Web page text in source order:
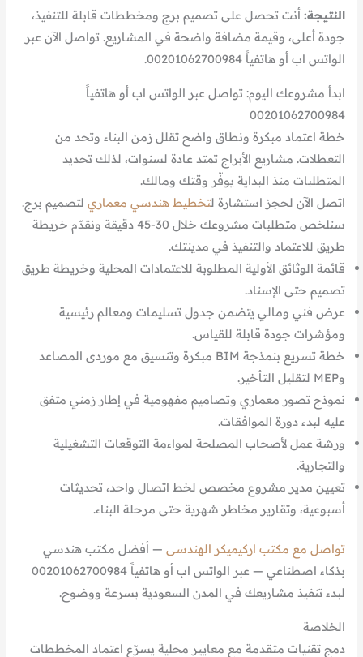
النتيجة: أنت تحصل على تصميم برج ومخططات قابلة للتنفيذ،
جودة أعلى، وقيمة مضافة واضحة في المشاريع. تواصل الآن عبر
الواتس اب أو هاتفياً 00201062700984.
ابدأ مشروعك اليوم: تواصل عبر الواتس اب أو هاتفياً
00201062700984
خطة اعتماد مبكرة ونطاق واضح تقلل زمن البناء وتحد من
التعطلات. مشاريع الأبراج تمتد عادة لسنوات، لذلك تحديد
المتطلبات منذ البداية يوفّر وقتك ومالك.
اتصل الآن لحجز استشارة لتخطيط هندسي معماري لتصميم برج.
سنلخص متطلبات مشروعك خلال 30-45 دقيقة ونقدّم خريطة
طريق للاعتماد والتنفيذ في مدينتك.
قائمة الوثائق الأولية المطلوبة للاعتمادات المحلية وخريطة طريق
تصميم حتى الإسناد.
عرض فني ومالي يتضمن جدول تسليمات ومعالم رئيسية
ومؤشرات جودة قابلة للقياس.
خطة تسريع بنمذجة BIM مبكرة وتنسيق مع موردى المصاعد
وMEP لتقليل التأخير.
نموذج تصور معماري وتصاميم مفهومية في إطار زمني متفق
عليه لبدء دورة الموافقات.
ورشة عمل لأصحاب المصلحة لمواءمة التوقعات التشغيلية
والتجارية.
تعيين مدير مشروع مخصص لخط اتصال واحد، تحديثات
أسبوعية، وتقارير مخاطر شهرية حتى مرحلة البناء.
تواصل مع مكتب اركيميكر الهندسى — أفضل مكتب هندسي
بذكاء اصطناعي — عبر الواتس اب أو هاتفياً 00201062700984
لبدء تنفيذ مشاريعك في المدن السعودية بسرعة ووضوح.
الخلاصة
دمج تقنيات متقدمة مع معايير محلية يسرّع اعتماد المخططات